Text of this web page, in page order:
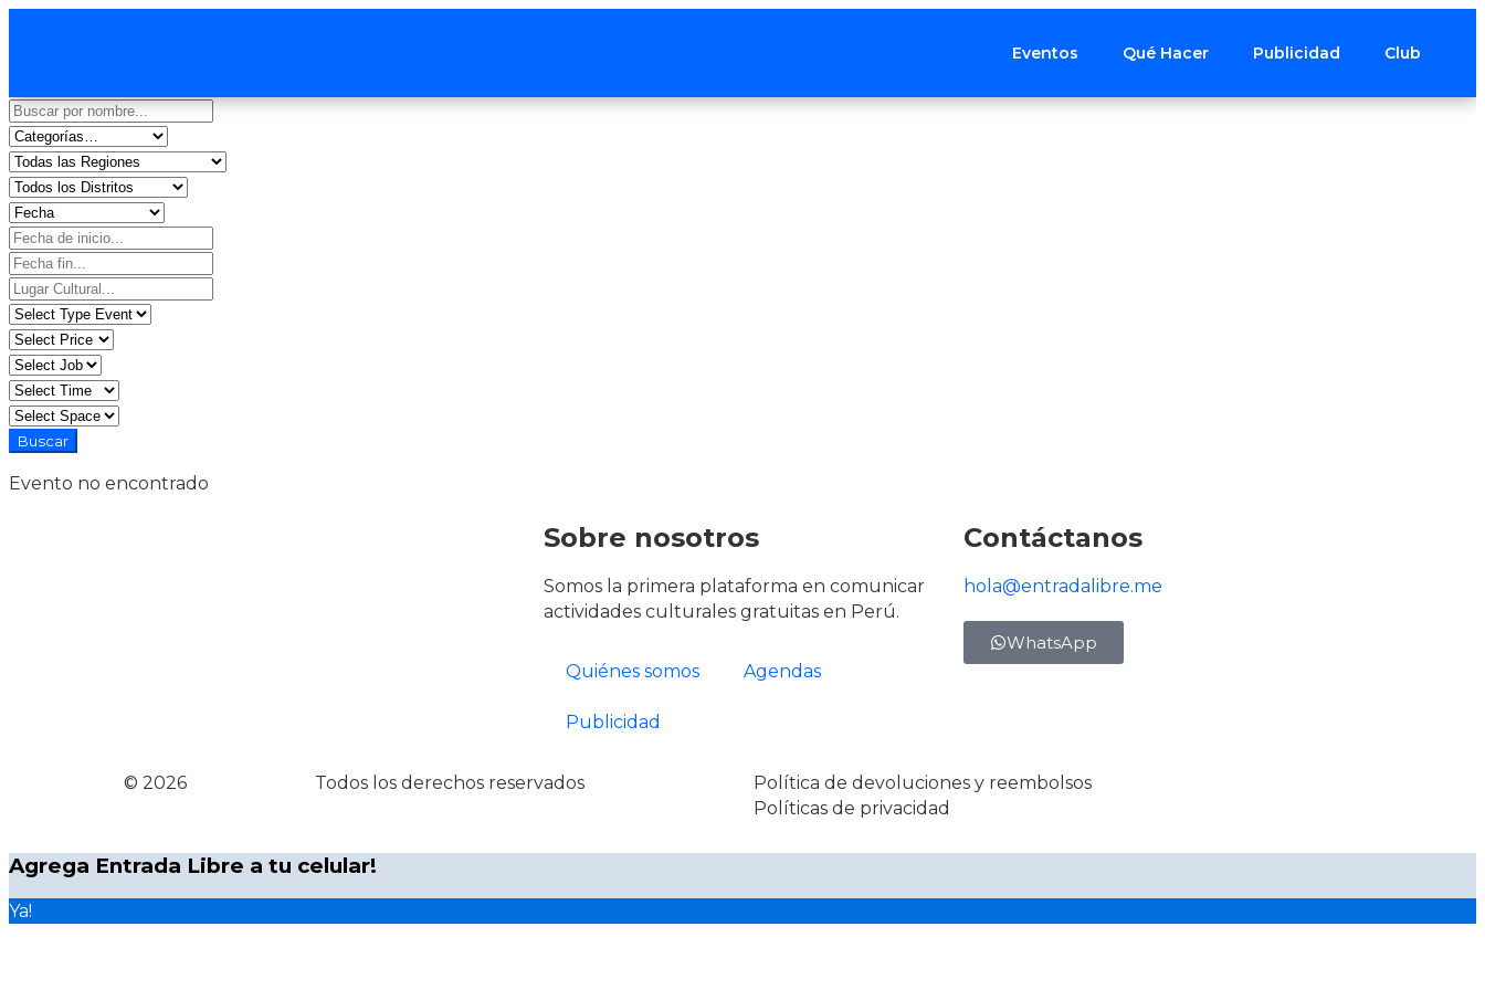
Eventos Qué Hacer Publicidad Club
Evento no encontrado
Sobre nosotros
Somos la primera plataforma en comunicar
actividades culturales gratuitas en Perú.
Quiénes somos Agendas
Publicidad
Contáctanos
hola@entradalibre.me
WhatsApp
© 2026 Todos los derechos reservados
Política de devoluciones y reembolsos
Políticas de privacidad
Agrega Entrada Libre a tu celular!
Ya!